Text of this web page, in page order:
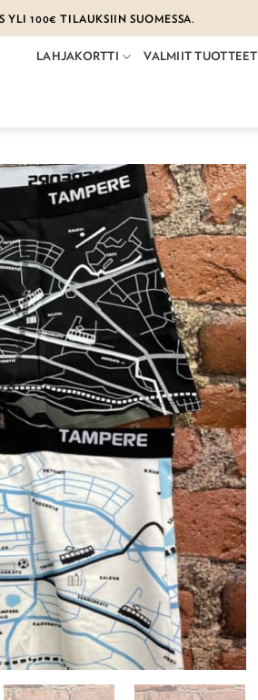
100€ TILAUKSIIN SUOMESSA.
LAHJAKORTTI VALMIIT TUOTTEET